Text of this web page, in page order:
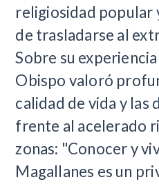
religiosidad popular
de trasladarse al
Sobre su
Obispo valoró
calidad de vida y las
frente al acelerado
zonas: "Conocer y
Magallanes es un